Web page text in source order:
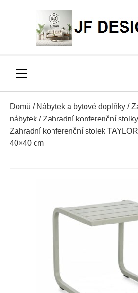
Domů / Nábytek a bytové doplňky /
nábytek /Zahradní konferenční stolky
Zahradní konferenční stolek
40×40 cm